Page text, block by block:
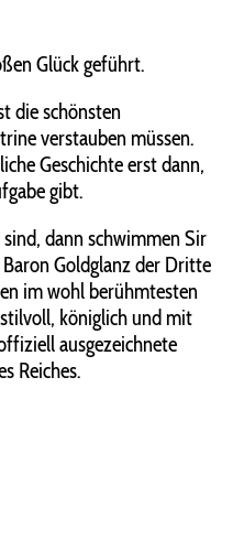
Glück geführt.
die schönsten
verstauben müssen.
Geschichte erst dann,
gibt.
dann schwimmen Sir
Goldglanz der Dritte
im wohl berühmtesten
königlich und mit
ausgezeichnete
Reiches.